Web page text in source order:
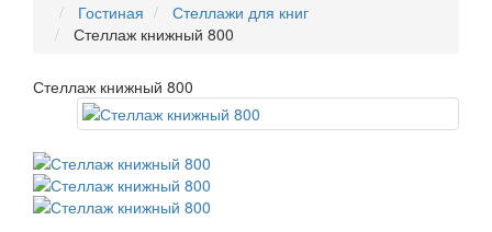
Гостиная
Стеллажи для книг
Стеллаж книжный 800
Стеллаж книжный 800